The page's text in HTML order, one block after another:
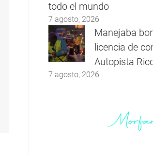
todo el mundo
7 agosto, 2026
Manejaba
licencia de
Autopista
7 agosto, 2026